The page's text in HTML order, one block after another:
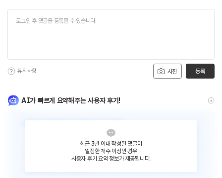
사진
유의사항 등록
AI가 빠르게 요약해주는 사용자 후기!
최근 3년 이내 작성된 댓글이
일정한 개수 이상인 경우
사용자 후기 요약 정보가 제공됩니다.